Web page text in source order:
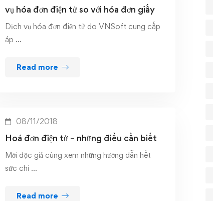
vụ hóa đơn điện tử so với hóa đơn giấy
Dịch vụ hóa đơn điện tử do VNSoft cung cấp
áp …
Read more
08/11/2018
Hoá đơn điện tử – những điều cần biết
Mời độc giả cùng xem những hướng dẫn hết
sức chi …
Read more